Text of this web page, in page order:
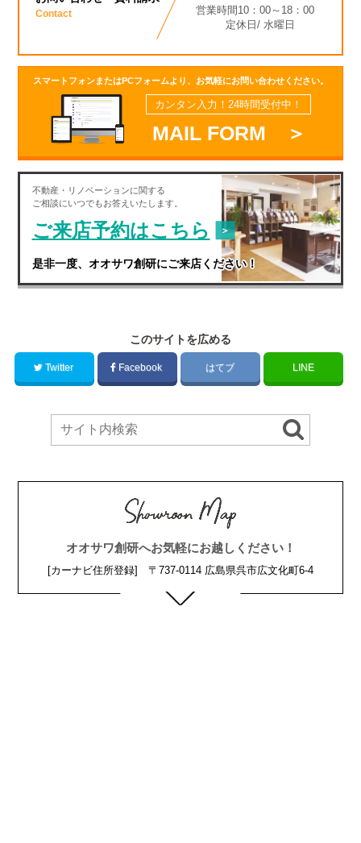
Contact
営業時間10：00～18：00
定休日/ 水曜日
スマートフォンまたはPCフォームより、お気軽にお問い合わせください。
カンタン入力！24時間受付中！
MAIL FORM ＞
不動産・ リノベーションに関する
ご相談にいつでもお答えいたします。
ご来店予約はこちら
是非一度、オオサワ創研にご来店ください！
このサイトを広める
Twitter Facebook はてブ LINE
オオサワ創研へお気軽にお越しください！
[カーナビ住所登録] 〒737-0114 広島県呉市広文化町6-4